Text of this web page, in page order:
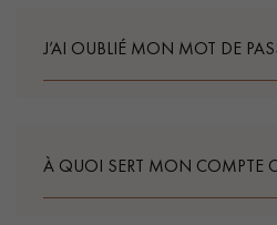
PARQUET VIEILLI
ACCESSOIRES PARQUET
D'INTÉRIEUR
J’AI OUBLIÉ MON MOT DE
À QUOI SERT MON COMPTE